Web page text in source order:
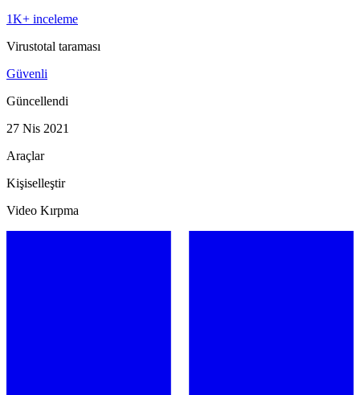
1K+ inceleme
Virustotal taraması
Güvenli
Güncellendi
27 Nis 2021
Araçlar
Kişiselleştir
Video Kırpma